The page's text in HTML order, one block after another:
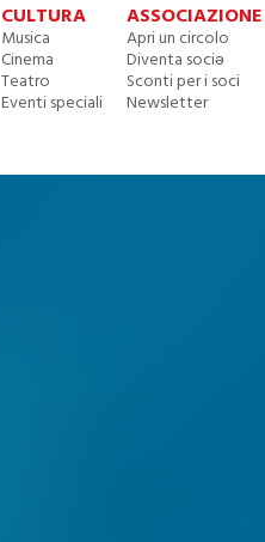
CULTURA
Musica
Cinema
Teatro
Eventi speciali
ASSOCIAZIONE
Apri un circolo
Diventa sociə
Sconti per i soci
Newsletter